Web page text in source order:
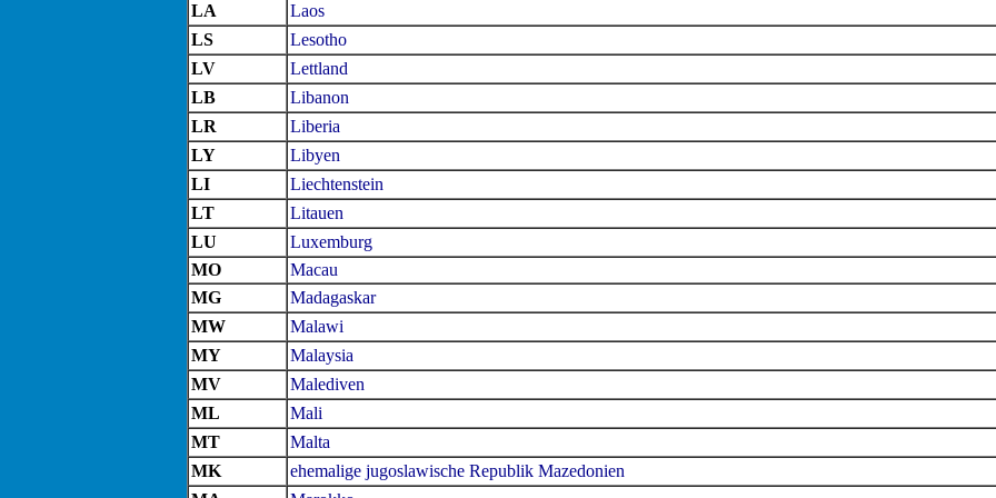
LA
Laos
LS
Lesotho
LV
Lettland
LB
Libanon
LR
Liberia
LY
Libyen
LI
Liechtenstein
LT
Litauen
LU
Luxemburg
MO
Macau
MG
Madagaskar
MW
Malawi
MY
Malaysia
MV
Malediven
ML
Mali
MT
Malta
MK
ehemalige jugoslawische Republik Mazedonien